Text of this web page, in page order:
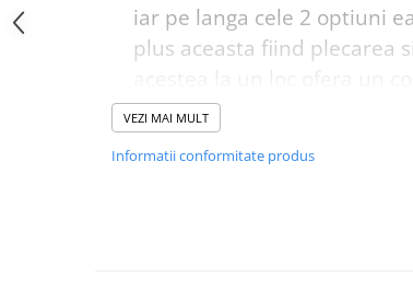
iar pe langa cele 2 optiuni
plus aceasta fiind plecarea
Cele 2 usi se deschid si sunt
ceea ce face accesul in
Pentru ca plimbarea sa fie
Masinuta electrica Bmw
VEZI MAI MULT
Informatii conformitate produs